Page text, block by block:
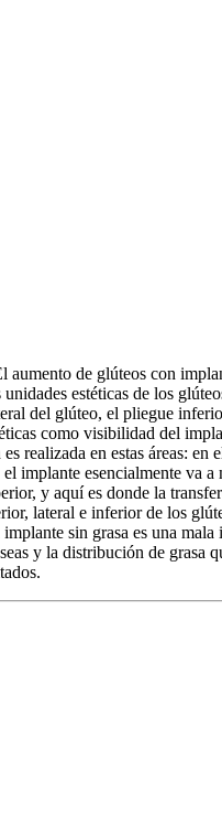
de glúteos con
estéticas de los
del glúteo, el pliegue
como visibilidad del
realizada en estas áreas: en
implante esencialmente va
y aquí es donde la
lateral e inferior de los
sin grasa es una
y la distribución de grasa